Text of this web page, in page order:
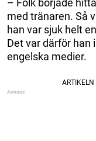
med tränaren. Så
han var sjuk helt
Det var därför han
engelska medier.